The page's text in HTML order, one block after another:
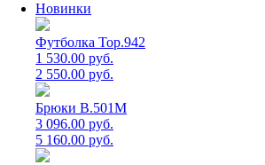
Новинки
Футболка Top.942
1 530.00 руб.
2 550.00 руб.
Брюки B.501M
3 096.00 руб.
5 160.00 руб.